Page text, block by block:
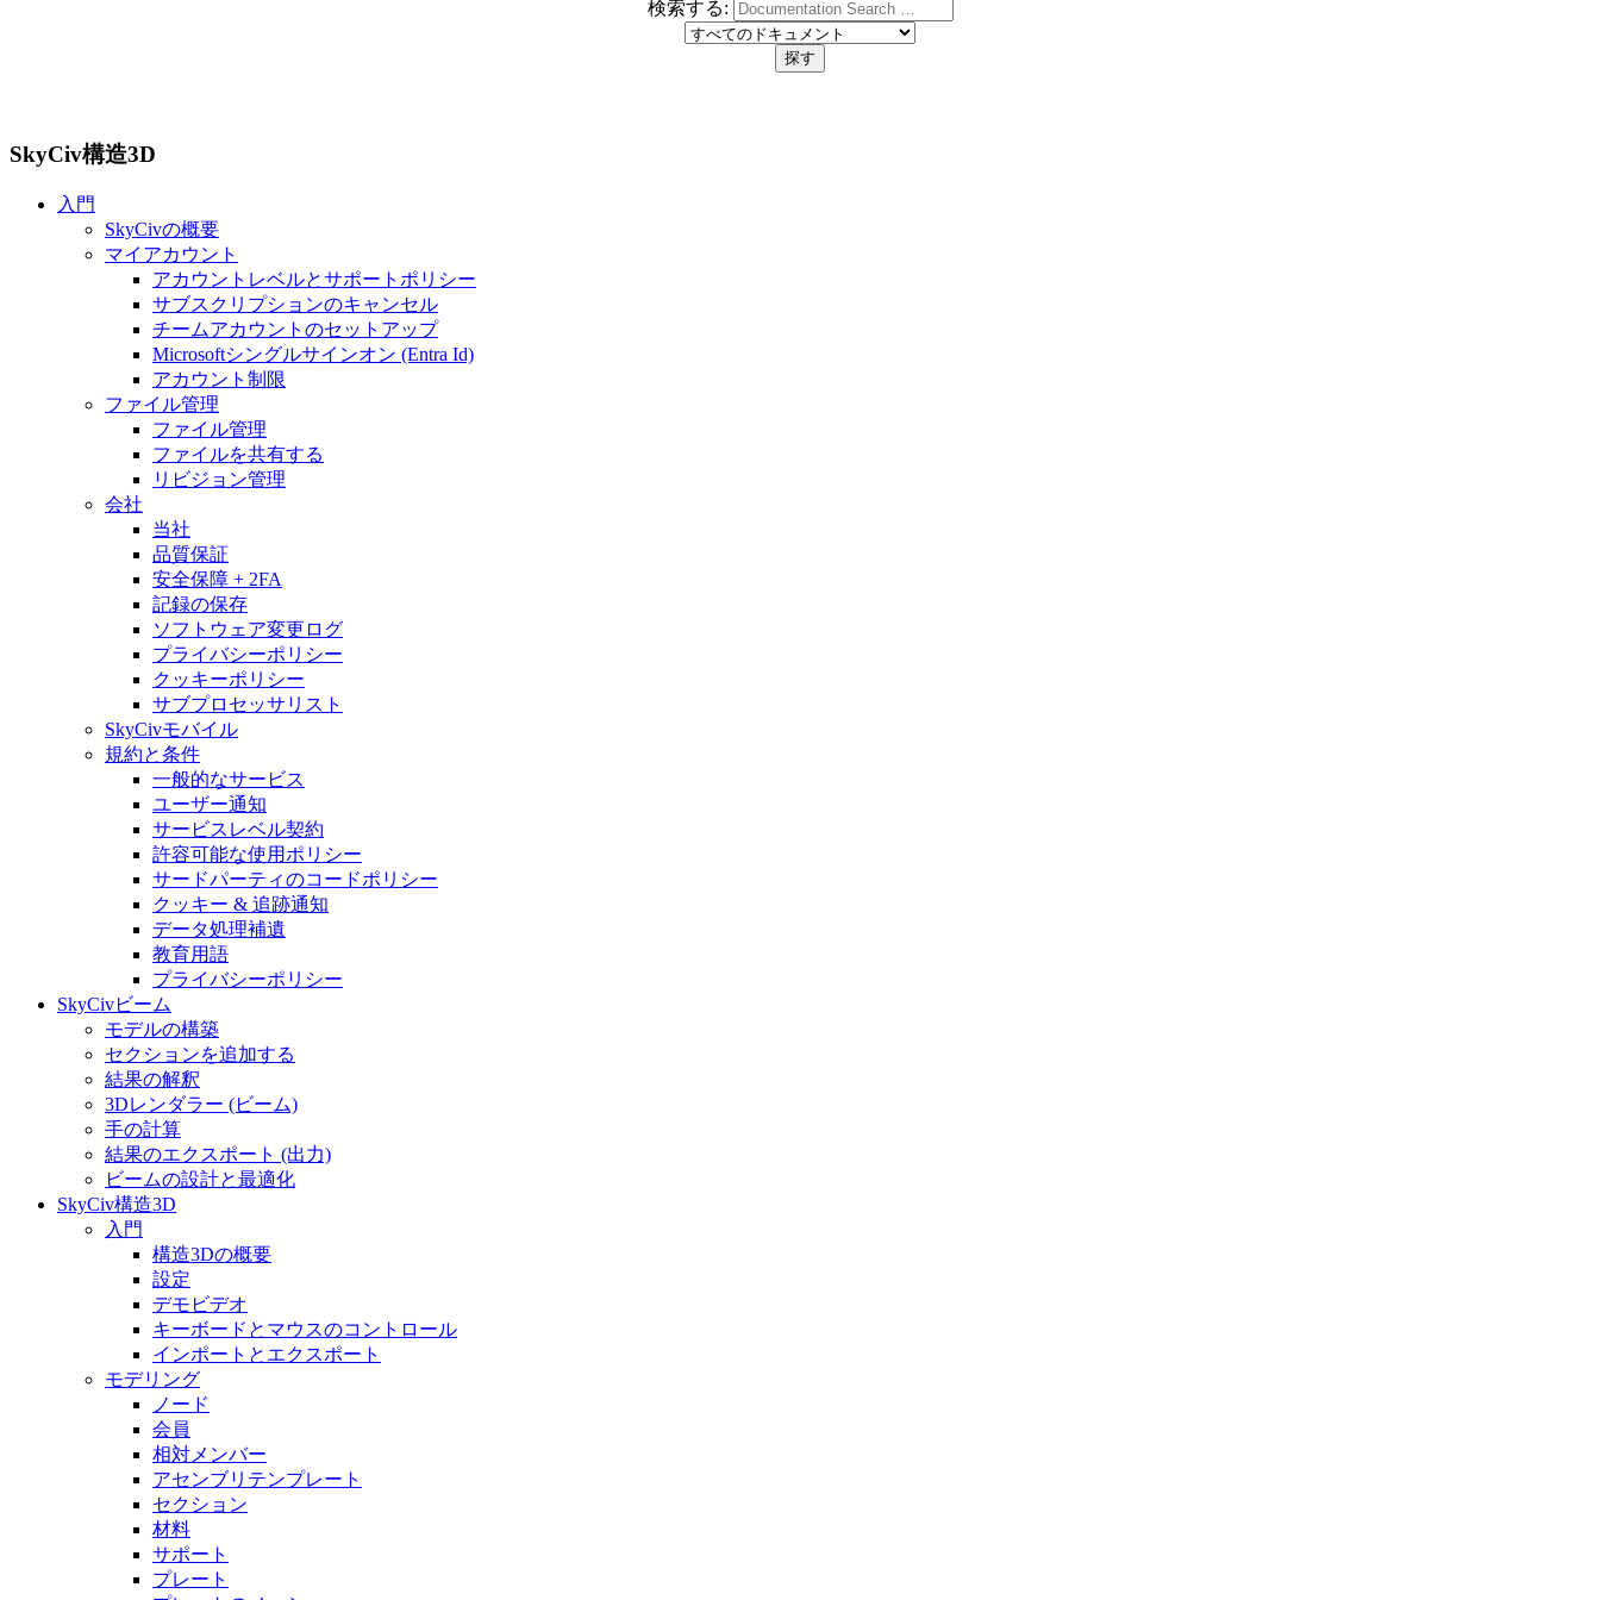
検索する:
SkyCiv構造3D
入門
SkyCivの概要
マイアカウント
アカウントレベルとサポートポリシー
サブスクリプションのキャンセル
チームアカウントのセットアップ
Microsoftシングルサインオン (Entra Id)
アカウント制限
ファイル管理
ファイル管理
ファイルを共有する
リビジョン管理
会社
当社
品質保証
安全保障 + 2FA
記録の保存
ソフトウェア変更ログ
プライバシーポリシー
クッキーポリシー
サブプロセッサリスト
SkyCivモバイル
規約と条件
一般的なサービス
ユーザー通知
サービスレベル契約
許容可能な使用ポリシー
サードパーティのコードポリシー
クッキー & 追跡通知
データ処理補遺
教育用語
プライバシーポリシー
SkyCivビーム
モデルの構築
セクションを追加する
結果の解釈
3Dレンダラー (ビーム)
手の計算
結果のエクスポート (出力)
ビームの設計と最適化
SkyCiv構造3D
入門
構造3Dの概要
設定
デモビデオ
キーボードとマウスのコントロール
インポートとエクスポート
モデリング
ノード
会員
相対メンバー
アセンブリテンプレート
セクション
材料
サポート
プレート